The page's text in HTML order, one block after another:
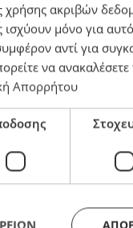
χρήσης ακριβών
ισχύουν μόνο για
αντί για
να
Απορρήτου